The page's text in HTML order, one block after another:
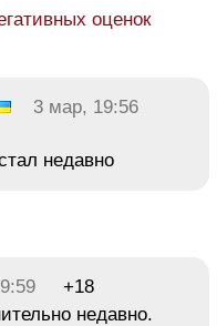
оценок
3 мар, 19:56
недавно
+18
недавно.